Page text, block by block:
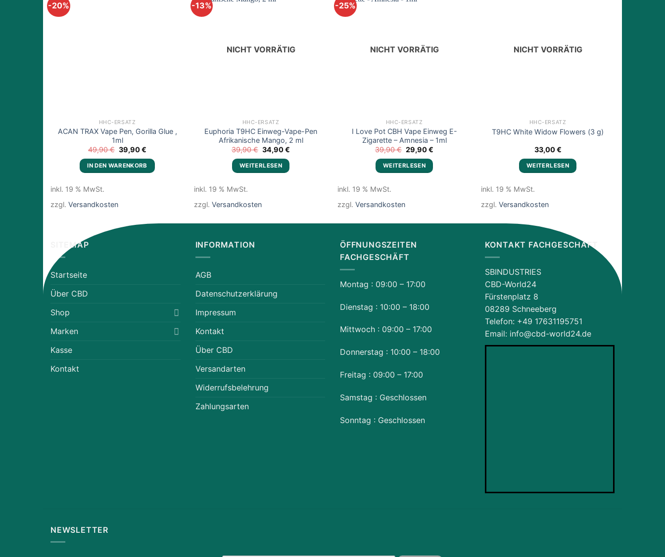
-20%
HHC-ERSATZ
ACAN TRAX Vape Pen, Gorilla Glue ,
1ml
49,90€ Ursprünglicher
Preis
war:
49,90 €
39,90€
ist:
39,90 €.
IN DEN WARENKORB
inkl. 19 % MwSt.
zzgl. Versandkosten
-13%
NICHT VORRÄTIG
HHC-ERSATZ
Euphoria T9HC Einweg-Vape-Pen
Afrikanische Mango, 2 ml
39,90€ Ursprünglicher
Preis
war:
39,90 €
34,90€
WEITERLESEN
inkl. 19 % MwSt.
zzgl. Versandkosten
-25%
NICHT VORRÄTIG
HHC-ERSATZ
I Love Pot CBH Vape Einweg E-
Zigarette – Amnesia – 1ml
39,90€ Ursprünglicher
Preis
war:
39,90 €
29,90€
WEITERLESEN
inkl. 19 % MwSt.
zzgl. Versandkosten
NICHT VORRÄTIG
HHC-ERSATZ
T9HC White Widow Flowers (3 g)
33,00€
WEITERLESEN
inkl. 19 % MwSt.
zzgl. Versandkosten
SITEMAP
Startseite
Über CBD
Shop
Marken
Kasse
Kontakt
INFORMATION
AGB
Datenschutzerklärung
Impressum
Kontakt
Über CBD
Versandarten
Widerrufsbelehrung
Zahlungsarten
ÖFFNUNGSZEITEN
FACHGESCHÄFT
Montag : 09:00 – 17:00
Dienstag : 10:00 – 18:00
Mittwoch : 09:00 – 17:00
Donnerstag : 10:00 – 18:00
Freitag : 09:00 – 17:00
Samstag : Geschlossen
Sonntag : Geschlossen
KONTAKT FACHGESCHÄFT
SBINDUSTRIES
CBD-World24
Fürstenplatz 8
08289 Schneeberg
Telefon: ‪+49 17631195751‬
Email: info@cbd-world24.de
NEWSLETTER